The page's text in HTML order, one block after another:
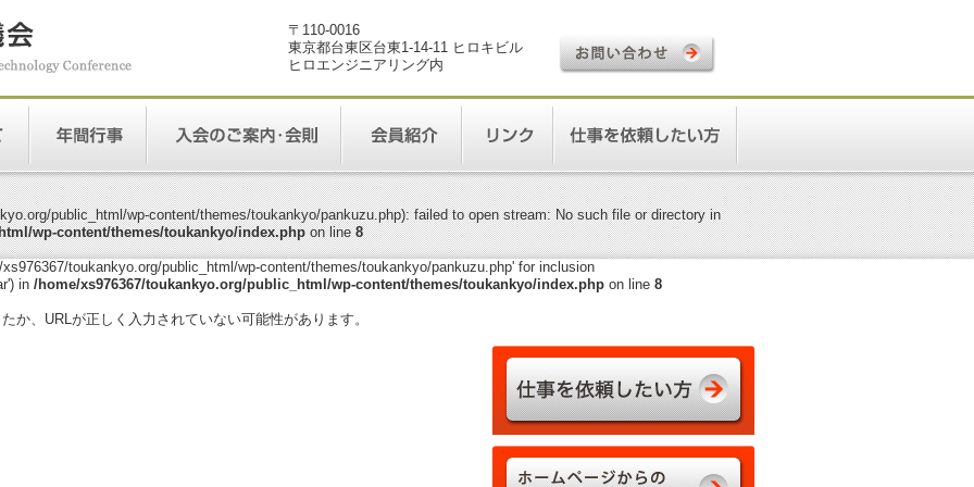
〒110-0016
東京都台東区台東1-14-11 ヒロキビル
ヒロエンジニアリング内
public_html/wp-content/themes/toukankyo/pankuzu.php): failed to open stream: No such file or directory in
wp-content/themes/toukankyo/index.phpon line8
toukankyo.org/public_html/wp-content/themes/toukankyo/pankuzu.php' for inclusion
in /home/xs976367/toukankyo.org/public_html/wp-content/themes/toukankyo/index.phpon line 8
か、URLが正しく入力されていない可能性があります。